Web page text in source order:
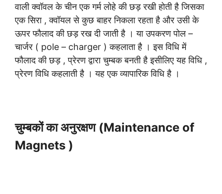
वाली क्वॉवल के चीन एक गर्म लोहे की छड़ रखी होती है जिसका
एक सिरा , क्वॉयल से कुछ बाहर निकला रहता है और उसी के
ऊपर फौलाद की छड़ रख दी जाती है । या उपकरण पोल –
चार्जर ( pole – charger ) कहलाता है । इस विधि में
फौलाद की छड़ , प्रेरण द्वारा चुम्बक बनती है इसीलिए यह विधि ,
प्रेरण विधि कहलाती है । यह एक व्यापारिक विधि है ।
चुम्बकों का अनुरक्षण (Maintenance of
Magnets )